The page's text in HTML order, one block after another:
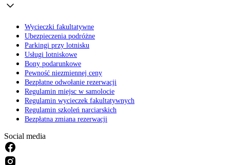
Wycieczki fakultatywne
Ubezpieczenia podróżne
Parkingi przy lotnisku
Usługi lotniskowe
Bony podarunkowe
Pewność niezmiennej ceny
Bezpłatne odwołanie rezerwacji
Regulamin miejsc w samolocie
Regulamin wycieczek fakultatywnych
Regulamin szkoleń narciarskich
Bezpłatna zmiana rezerwacji
Social media